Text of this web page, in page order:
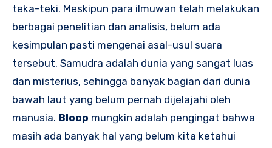
teka-teki. Meskipun para ilmuwan telah melakukan
berbagai penelitian dan analisis, belum ada
kesimpulan pasti mengenai asal-usul suara
tersebut. Samudra adalah dunia yang sangat luas
dan misterius, sehingga banyak bagian dari dunia
bawah laut yang belum pernah dijelajahi oleh
manusia. Bloop mungkin adalah pengingat bahwa
masih ada banyak hal yang belum kita ketahui